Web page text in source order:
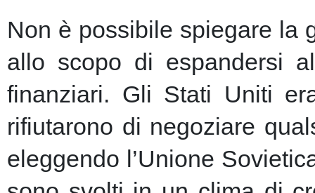
Non è possibile spiegare la
allo scopo di espandersi
finanziari. Gli Stati Uniti
rifiutarono di negoziare
eleggendo l’Unione